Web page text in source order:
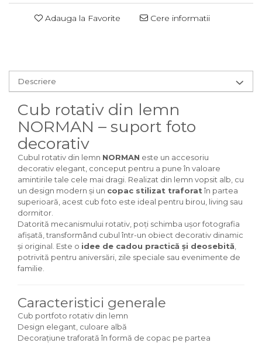
Adauga la Favorite Cere informatii
Descriere
Cub rotativ din lemn
NORMAN – suport foto
decorativ
Cubul rotativ din lemn NORMAN este un accesoriu
decorativ elegant, conceput pentru a pune în valoare
amintirile tale cele mai dragi. Realizat din lemn vopsit alb, cu
un design modern și un copac stilizat traforat în partea
superioară, acest cub foto este ideal pentru birou, living sau
dormitor.
Datorită mecanismului rotativ, poți schimba ușor fotografia
afișată, transformând cubul într-un obiect decorativ dinamic
și original. Este o idee de cadou practică și deosebită
potrivită pentru aniversări, zile speciale sau evenimente de
familie.
Caracteristici generale
Cub portfoto rotativ din lemn
Design elegant, culoare albă
Decorațiune traforată în formă de copac pe partea